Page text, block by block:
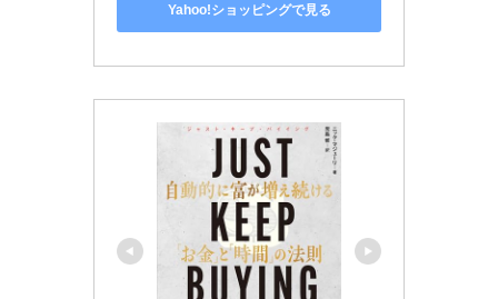
Yahoo!ショッピングで見る